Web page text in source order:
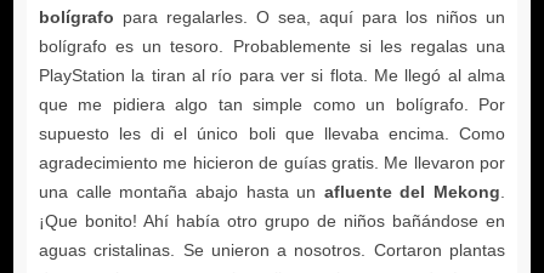
bolígrafo
afluente del Mekong